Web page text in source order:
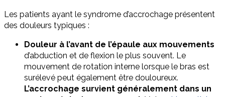
Les patients ayant le syndrome d’accrochage présentent
des douleurs typiques :
Douleur à l’avant de l’épaule aux mouvements
d’abduction et de flexion le plus souvent. Le
mouvement de rotation interne lorsque le bras est
surélevé peut également être douloureux.
L’accrochage survient généralement dans un